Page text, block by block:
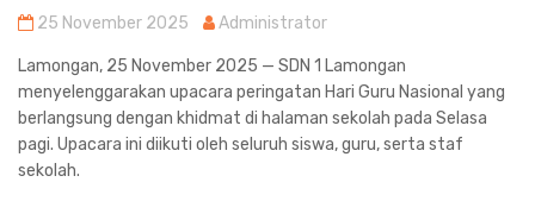
25 November 2025 Administrator
Lamongan, 25 November 2025 — SDN 1 Lamongan
menyelenggarakan upacara peringatan Hari Guru Nasional yang
berlangsung dengan khidmat di halaman sekolah pada Selasa
pagi. Upacara ini diikuti oleh seluruh siswa, guru, serta staf
sekolah.